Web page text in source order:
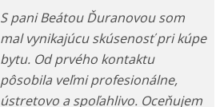
S pani Beátou Ďuranovou som
mal vynikajúcu skúsenosť pri kúpe
bytu. Od prvého kontaktu
pôsobila veľmi profesionálne,
ústretovo a spoľahlivo. Oceňujem